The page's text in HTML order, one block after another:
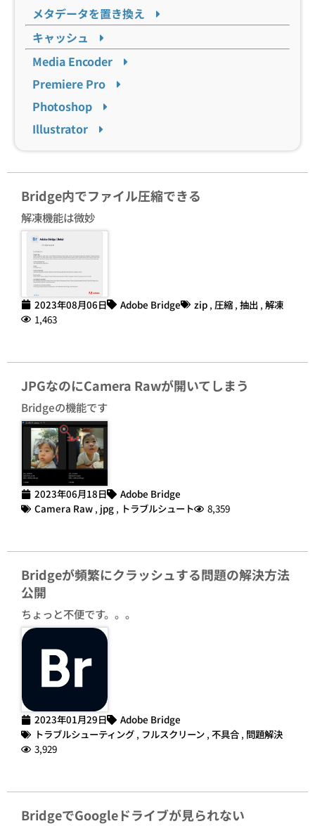
メタデータを置き換え
キャッシュ
Media Encoder
Premiere Pro
Photoshop
Illustrator
Bridge内でファイル圧縮できる
解凍機能は微妙
2023年08月06日 Adobe Bridge zip , 圧縮 , 抽出 , 解凍
1,463
JPGなのにCamera Rawが開いてしまう
Bridgeの機能です
2023年06月18日
Adobe Bridge
Camera Raw , jpg , トラブルシュート 8,359
Bridgeが頻繁にクラッシュする問題の解決方法
公開
ちょっと不便です。。。
2023年01月29日
Adobe Bridge
トラブルシューティング , フルスクリーン , 不具合 , 問題解決
3,929
BridgeでGoogleドライブが見られない